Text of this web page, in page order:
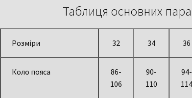
Таблиця основних
Розміри 32 34 36
Коло пояса
86-
106
90-
110
94-
114